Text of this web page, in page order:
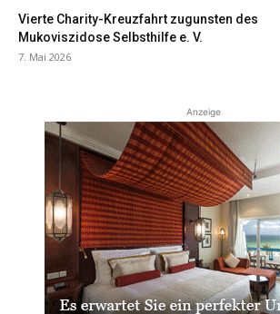
Vierte Charity-Kreuzfahrt zugunsten des
Mukoviszidose Selbsthilfe e. V.
7. Mai 2026
Anzeige